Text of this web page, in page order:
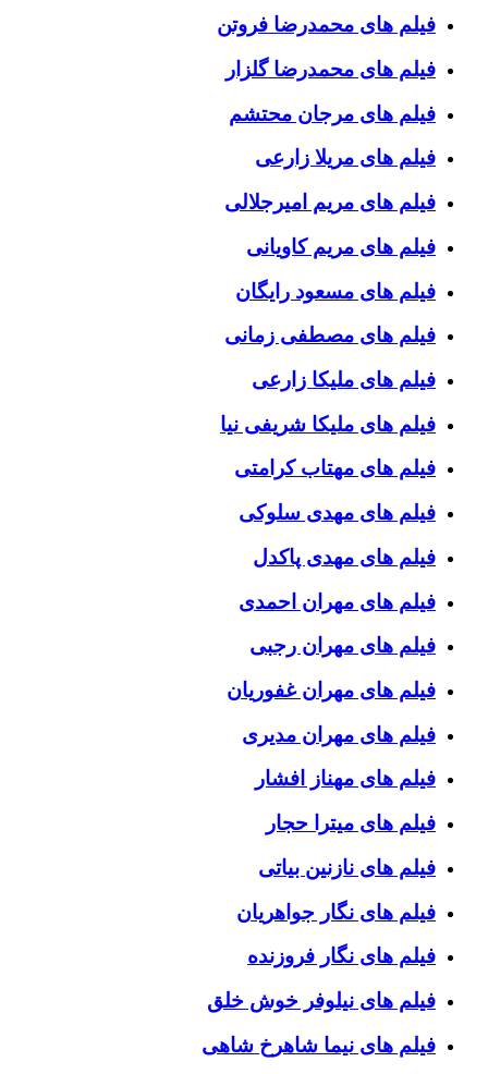
فیلم های محمدرضا فروتن
فیلم های محمدرضا گلزار
فیلم های مرجان محتشم
فیلم های مریلا زارعی
فیلم های مریم امیرجلالی
فیلم های مریم کاویانی
فیلم های مسعود رایگان
فیلم های مصطفی زمانی
فیلم های ملیکا زارعی
فیلم های ملیکا شریفی نیا
فیلم های مهتاب کرامتی
فیلم های مهدی سلوکی
فیلم های مهدی پاکدل
فیلم های مهران احمدی
فیلم های مهران رجبی
فیلم های مهران غفوریان
فیلم های مهران مدیری
فیلم های مهناز افشار
فیلم های میترا حجار
فیلم های نازنین بیاتی
فیلم های نگار جواهریان
فیلم های نگار فروزنده
فیلم های نیلوفر خوش خلق
فیلم های نیما شاهرخ شاهی